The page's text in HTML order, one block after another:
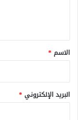
*
الاسم *
البريد الإلكتروني *